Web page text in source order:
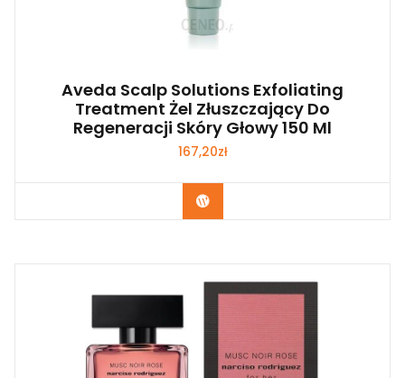
Aveda Scalp Solutions Exfoliating
Treatment Żel Złuszczający Do
Regeneracji Skóry Głowy 150 Ml
167,20zł
Zobacz